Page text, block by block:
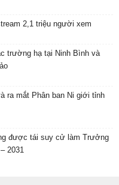
2,1 triệu người xem
trường hạ tại Ninh Bình và
ra mắt Phân ban Ni giới tỉnh
được tái suy cử làm Trưởng
2031